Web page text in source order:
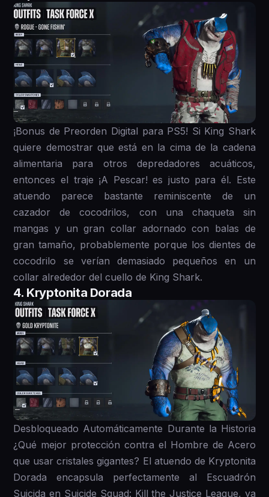
¡Bonus de Preorden Digital para PS5! Si King Shark
quiere demostrar que está en la cima de la cadena
alimentaria para otros depredadores acuáticos,
entonces el traje ¡A Pescar! es justo para él. Este
atuendo parece bastante reminiscente de un
cazador de cocodrilos, con una chaqueta sin
mangas y un gran collar adornado con balas de
gran tamaño, probablemente porque los dientes de
cocodrilo se verían demasiado pequeños en un
collar alrededor del cuello de King Shark.
4. Kryptonita Dorada
Desbloqueado Automáticamente Durante la Historia
¿Qué mejor protección contra el Hombre de Acero
que usar cristales gigantes? El atuendo de Kryptonita
Dorada encapsula perfectamente al Escuadrón
Suicida en Suicide Squad: Kill the Justice League, ya